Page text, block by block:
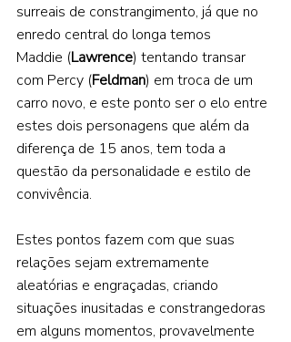
surreais de constrangimento, já que no
enredo central do longa temos
Maddie (Lawrence) tentando transar
com Percy (Feldman) em troca de um
carro novo, e este ponto ser o elo entre
estes dois personagens que além da
diferença de 15 anos, tem toda a
questão da personalidade e estilo de
convivência.
Estes pontos fazem com que suas
relações sejam extremamente
aleatórias e engraçadas, criando
situações inusitadas e constrangedoras
em alguns momentos, provavelmente